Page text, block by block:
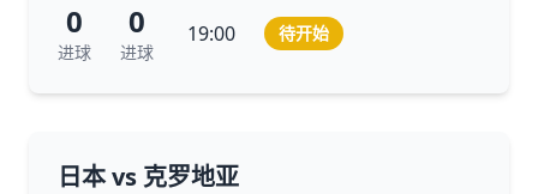
0
进球
0
进球
19:00 待开始
日本 vs 克罗地亚